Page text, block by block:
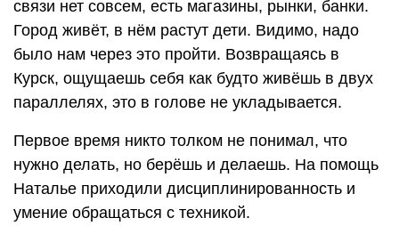
связи нет совсем, есть магазины, рынки, банки.
Город живёт, в нём растут дети. Видимо, надо
было нам через это пройти. Возвращаясь в
Курск, ощущаешь себя как будто живёшь в двух
параллелях, это в голове не укладывается.
Первое время никто толком не понимал, что
нужно делать, но берёшь и делаешь. На помощь
Наталье приходили дисциплинированность и
умение обращаться с техникой.